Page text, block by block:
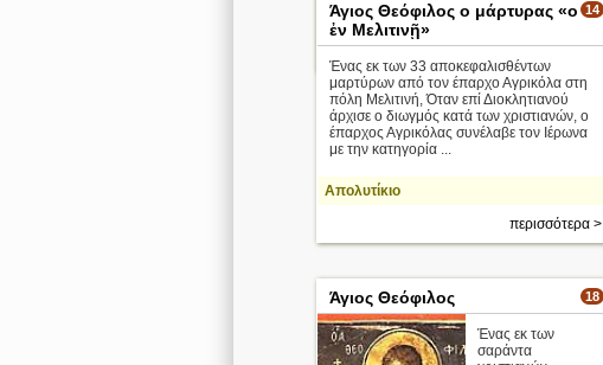
Απολυτίκιο
14
Άγιος Θεόφιλος ο μάρτυρας «ο
ἐν Μελιτινῇ»
Ένας εκ των 33 αποκεφαλισθέντων
μαρτύρων από τον έπαρχο Αγρικόλα στη
πόλη Μελιτινή, Όταν επί Διοκλητιανού
άρχισε ο διωγμός κατά των χριστιανών, ο
έπαρχος Αγρικόλας συνέλαβε τον Ιέρωνα
με την κατηγορία ...
Απολυτίκιο
περισσότερα >
18
Άγιος Θεόφιλος
Ένας εκ των
σαράντα